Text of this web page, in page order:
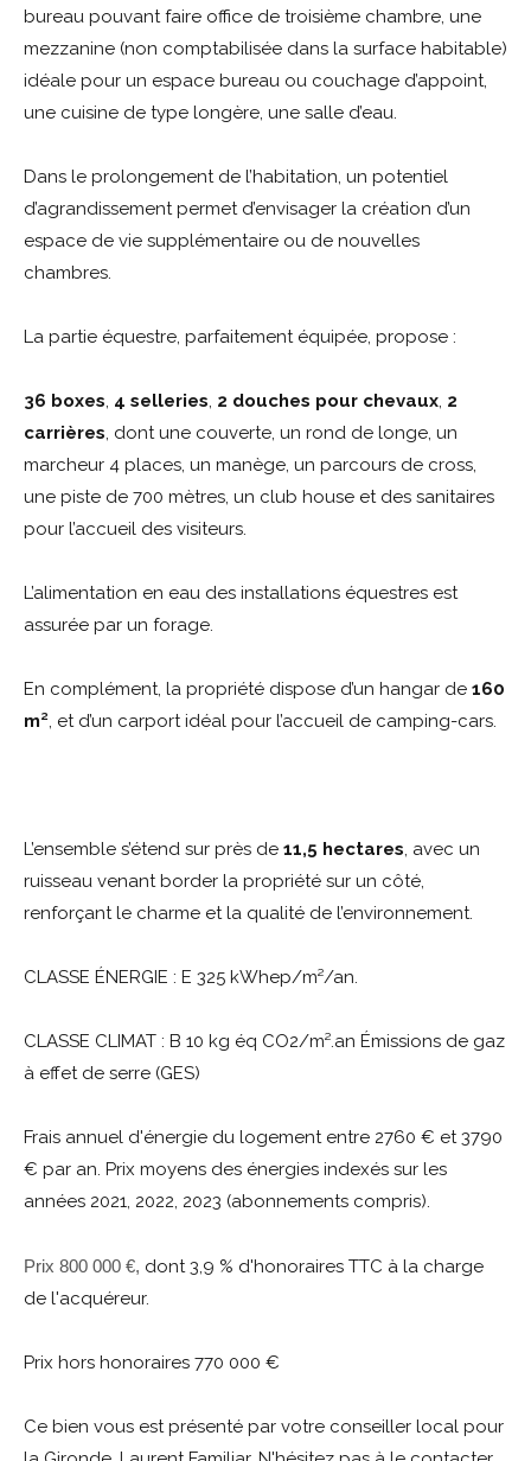
bureau pouvant faire office de troisième chambre, une
mezzanine (non comptabilisée dans la surface habitable)
idéale pour un espace bureau ou couchage d’appoint,
une cuisine de type longère, une salle d’eau.
Dans le prolongement de l’habitation, un potentiel
d’agrandissement permet d’envisager la création d’un
espace de vie supplémentaire ou de nouvelles
chambres.
La partie équestre, parfaitement équipée, propose :
36 boxes 4 selleries 2 douches pour chevaux 2
carrières , dont une couverte, un rond de longe, un
marcheur 4 places, un manège, un parcours de cross,
une piste de 700 mètres, un club house et des sanitaires
pour l’accueil des visiteurs.
L’alimentation en eau des installations équestres est
assurée par un forage.
En complément, la propriété dispose d’un hangar de 160
m² , et d’un carport idéal pour l’accueil de camping-cars.
L’ensemble s’étend sur près de 11,5 hectares , avec un
ruisseau venant border la propriété sur un côté,
renforçant le charme et la qualité de l’environnement.
CLASSE ÉNERGIE : E 325 kWhep/m²/an.
CLASSE CLIMAT : B 10 kg éq CO2/m².an Émissions de gaz
à effet de serre (GES)
Frais annuel d'énergie du logement entre 2760 € et 3790
€ par an. Prix moyens des énergies indexés sur les
années 2021, 2022, 2023 (abonnements compris).
Prix 800 000 €, dont 3,9 % d'honoraires TTC à la charge
de l'acquéreur.
Prix hors honoraires 770 000 €
Ce bien vous est présenté par votre conseiller local pour